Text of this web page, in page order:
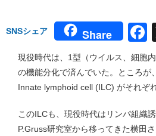
SNSシェア Share
現役時代は、1型（ウイルス、細胞
の機能分化で済んでいた。ところが
Innate lymphoid cell (ILC) がそれぞ
このILCも、現役時代はリンパ組織
P.Gruss研究室から移ってきた横田